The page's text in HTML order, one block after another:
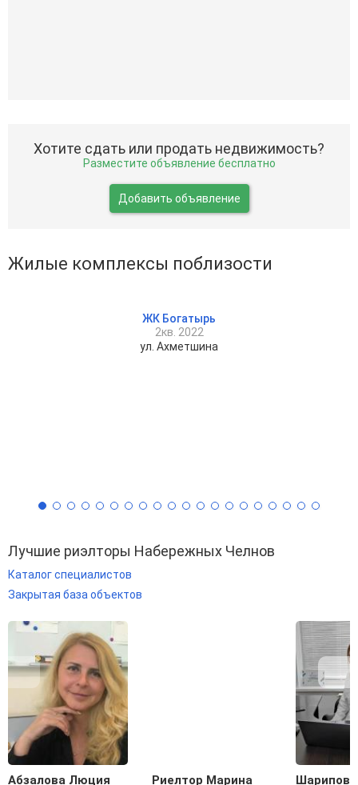
Хотите сдать или продать недвижимость?
Разместите объявление бесплатно
Добавить объявление
Жилые комплексы поблизости
ЖК Богатырь
2кв. 2022
ул. Ахметшина
Лучшие риэлторы Набережных Челнов
Каталог специалистов
Закрытая база объектов
Абзалова Люция Риелтор Марина